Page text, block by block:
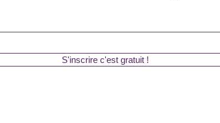
S'inscrire c'est gratuit !